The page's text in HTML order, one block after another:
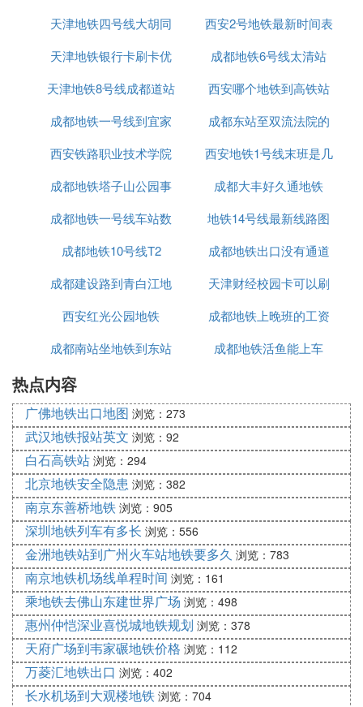
以刷公交车吗
天津地铁四号线大胡同
有站吗
西安2号地铁最新时间表
天津地铁银行卡刷卡优
惠吗
成都地铁6号线太清站
天津地铁8号线成都道站
位置
西安哪个地铁到高铁站
成都地铁一号线到宜家
成都东站至双流法院的
地铁站
西安铁路职业技术学院
西安地铁正式
西安地铁1号线末班是几
点
成都地铁塔子山公园事
件
成都大丰好久通地铁
成都地铁一号线车站数
地铁14号线最新线路图
西安
成都地铁10号线T2
成都地铁出口没有通道
功能
成都建设路到青白江地
铁
天津财经校园卡可以刷
地铁吗
西安红光公园地铁
成都地铁上晚班的工资
高吗
成都南站坐地铁到东站
成都地铁活鱼能上车
热点内容
广佛地铁出口地图 浏览：273
武汉地铁报站英文 浏览：92
白石高铁站 浏览：294
北京地铁安全隐患 浏览：382
南京东善桥地铁 浏览：905
深圳地铁列车有多长 浏览：556
金洲地铁站到广州火车站地铁要多久 浏览：783
南京地铁机场线单程时间 浏览：161
乘地铁去佛山东建世界广场 浏览：498
惠州仲恺深业喜悦城地铁规划 浏览：378
天府广场到韦家碾地铁价格 浏览：112
万菱汇地铁出口 浏览：402
长水机场到大观楼地铁 浏览：704